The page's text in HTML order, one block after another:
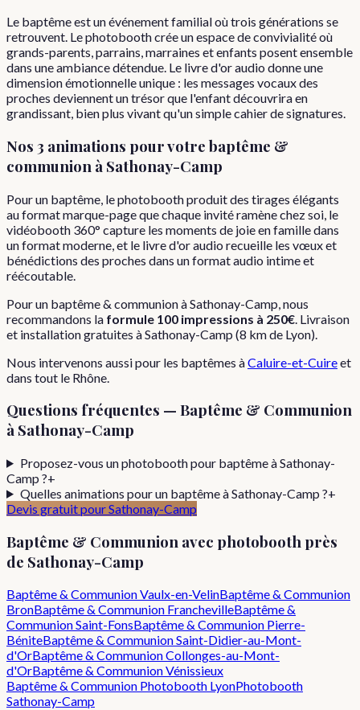
Le baptême est un événement familial où trois générations se
retrouvent. Le photobooth crée un espace de convivialité où
grands-parents, parrains, marraines et enfants posent ensemble
dans une ambiance détendue. Le livre d'or audio donne une
dimension émotionnelle unique : les messages vocaux des
proches deviennent un trésor que l'enfant découvrira en
grandissant, bien plus vivant qu'un simple cahier de signatures.
Nos 3 animations pour votre baptême &
communion à Sathonay-Camp
Pour un baptême, le photobooth produit des tirages élégants
au format marque-page que chaque invité ramène chez soi, le
vidéobooth 360° capture les moments de joie en famille dans
un format moderne, et le livre d'or audio recueille les vœux et
bénédictions des proches dans un format audio intime et
réécoutable.
Pourun baptême & communionàSathonay-Camp , nous
recommandons la formule 100 impressions à 250€ . Livraison
et installation gratuites àSathonay-Camp (8 km de Lyon).
Nous intervenons aussi pour les baptêmes àCaluire-et-Cuireet
dans tout le Rhône
Questions fréquentes — Baptême & Communion
à Sathonay-Camp
Proposez-vous un photobooth pour baptême à Sathonay-
Camp ?+
Quelles animations pour un baptême à Sathonay-Camp ?+
Devis gratuit pourSathonay-Camp
Baptême & Communion avec photobooth près
de Sathonay-Camp
Baptême & CommunionVaulx-en-VelinBaptême & Communion
BronBaptême & Communion FranchevilleBaptême &
CommunionSaint-FonsBaptême & Communion Pierre-
BéniteBaptême & CommunionSaint-Didier-au-Mont-
d'OrBaptême & CommunionCollonges-au-Mont-
d'OrBaptême & CommunionVénissieux
Baptême & Communion Photobooth LyonPhotobooth
Sathonay-Camp